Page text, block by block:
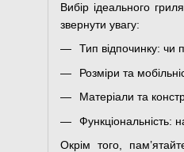
Вибір ідеального
звернути увагу:
Тип відпочинку: чи
Розміри та
Матеріали та
Функціональність:
Окрім того,